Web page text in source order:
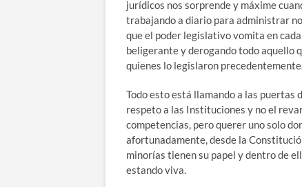
jurídicos nos sorprende y máxime
trabajando a diario para administrar
que el poder legislativo vomita en
beligerante y derogando todo aquello
quienes lo legislaron
Todo esto está llamando a las
respeto a las Instituciones y no el
competencias, pero querer uno solo
afortunadamente, desde la
minorías tienen su papel y dentro de
estando viva.